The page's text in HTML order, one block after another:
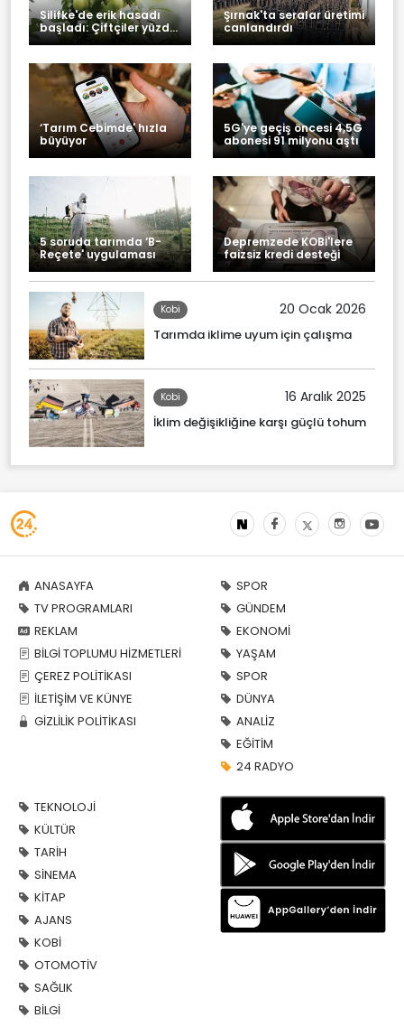
Silifke'de erik hasadı
başladı: Çiftçiler yüzde
40'ını ihracata ayırdı
Şırnak'ta seralar üretimi
canlandırdı
‘Tarım Cebimde' hızla
büyüyor
5G'ye geçiş öncesi 4,5G
abonesi 91 milyonu aştı
5 soruda tarımda ‘B-
Reçete' uygulaması
Depremzede KOBİ'lere
faizsiz kredi desteği
Kobi 20 Ocak 2026
Tarımda iklime uyum için çalışma
Kobi 16 Aralık 2025
İklim değişikliğine karşı güçlü tohum
ANASAYFA
TV PROGRAMLARI
REKLAM
BİLGİ TOPLUMU HİZMETLERİ
ÇEREZ POLİTİKASI
İLETİŞİM VE KÜNYE
GİZLİLİK POLİTİKASI
SPOR
GÜNDEM
EKONOMİ
YAŞAM
SPOR
DÜNYA
ANALİZ
EĞİTİM
24 RADYO
TEKNOLOJİ
KÜLTÜR
TARİH
SİNEMA
KİTAP
AJANS
KOBİ
OTOMOTİV
SAĞLIK
BİLGİ